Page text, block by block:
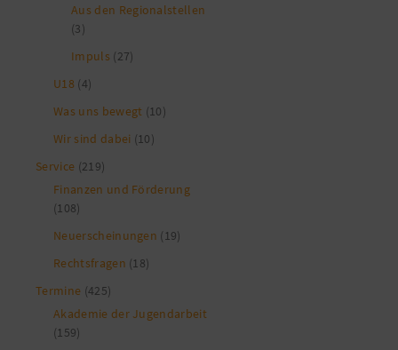
Aus den Regionalstellen
(3)
Impuls (27)
U18 (4)
Was uns bewegt (10)
Wir sind dabei (10)
Service (219)
Finanzen und Förderung
(108)
Neuerscheinungen (19)
Rechtsfragen (18)
Termine (425)
Akademie der Jugendarbeit
(159)